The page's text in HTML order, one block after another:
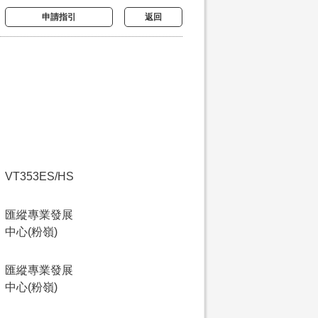
申請指引 返回
VT353ES/HS
匯縱專業發展
中心(粉嶺)
匯縱專業發展
中心(粉嶺)